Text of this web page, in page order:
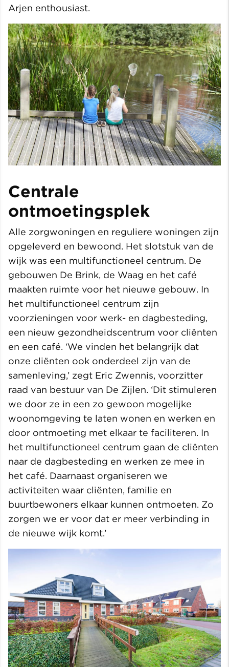
Arjen enthousiast.
Centrale
ontmoetingsplek
Alle zorgwoningen en reguliere woningen zijn
opgeleverd en bewoond. Het slotstuk van de
wijk was een multifunctioneel centrum. De
gebouwen De Brink, de Waag en het café
maakten ruimte voor het nieuwe gebouw. In
het multifunctioneel centrum zijn
voorzieningen voor werk- en dagbesteding,
een nieuw gezondheidscentrum voor cliënten
en een café. ‘We vinden het belangrijk dat
onze cliënten ook onderdeel zijn van de
samenleving,’ zegt Eric Zwennis, voorzitter
raad van bestuur van De Zijlen. ‘Dit stimuleren
we door ze in een zo gewoon mogelijke
woonomgeving te laten wonen en werken en
door ontmoeting met elkaar te faciliteren. In
het multifunctioneel centrum gaan de cliënten
naar de dagbesteding en werken ze mee in
het café. Daarnaast organiseren we
activiteiten waar cliënten, familie en
buurtbewoners elkaar kunnen ontmoeten. Zo
zorgen we er voor dat er meer verbinding in
de nieuwe wijk komt.’